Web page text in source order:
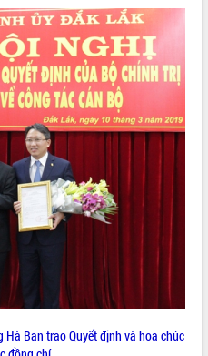
Hà Ban trao Quyết định và hoa chúc